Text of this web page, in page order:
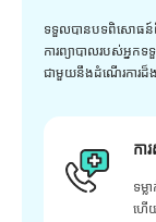
ទទួលបានបទពិសោធន៍ពី
ការព្យាបាលរបស់អ្
ជាមួយនឹងដំណើរការ
កា
ទម្
ហើ